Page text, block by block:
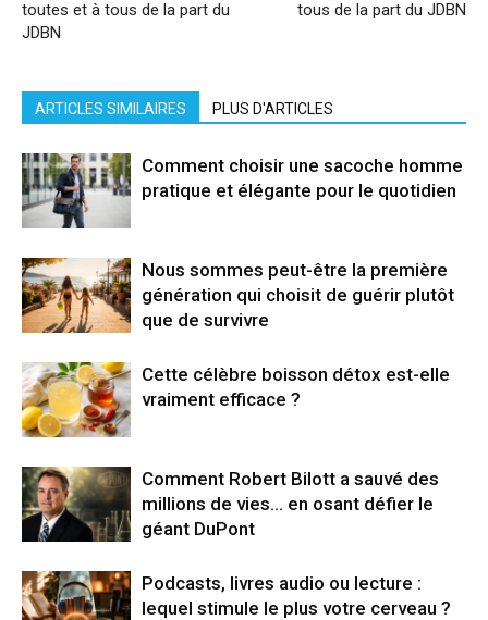
toutes et à tous de la part du
JDBN
tous de la part du JDBN
ARTICLES SIMILAIRES PLUS D'ARTICLES
Comment choisir une sacoche homme
pratique et élégante pour le quotidien
Nous sommes peut-être la première
génération qui choisit de guérir plutôt
que de survivre
Cette célèbre boisson détox est-elle
vraiment efficace ?
Comment Robert Bilott a sauvé des
millions de vies… en osant défier le
géant DuPont
Podcasts, livres audio ou lecture :
lequel stimule le plus votre cerveau ?